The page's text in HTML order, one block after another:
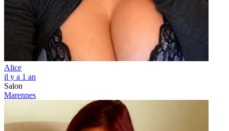
Alice
il y a 1 an
Salon
Marennes